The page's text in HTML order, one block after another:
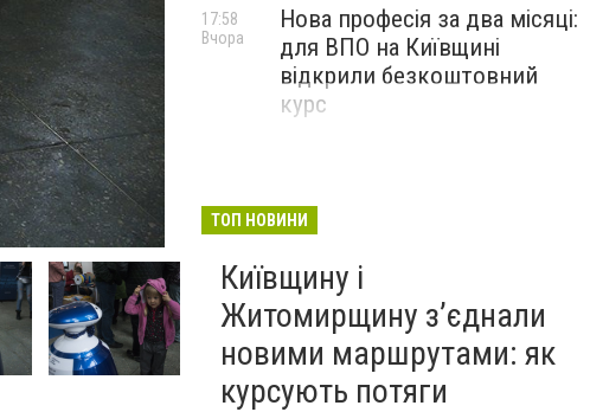
Нова професія за два місяці:
для ВПО на Київщині
відкрили безкоштовний
курс
17:58
Вчора
ТОП НОВИНИ
Київщину і
Житомирщину з’єднали
новими маршрутами: як
курсують потяги